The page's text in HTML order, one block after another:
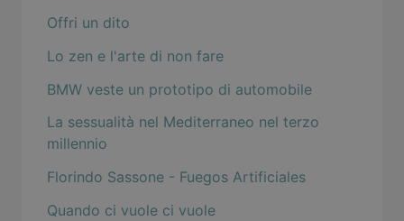
Offri un dito
Lo zen e l'arte di non fare
BMW veste un prototipo di automobile
La sessualità nel Mediterraneo nel terzo
millennio
Florindo Sassone - Fuegos Artificiales
Quando ci vuole ci vuole